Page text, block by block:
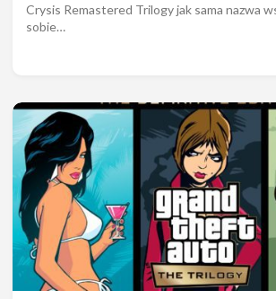
Crysis Remastered Trilogy jak sama nazwa
sobie…